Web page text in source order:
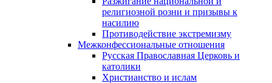
религиозной розни и призывы к
насилию
Противодействие экстремизму
Межконфессиональные отношения
Русская Православная Церковь и
католики
Христианство и ислам